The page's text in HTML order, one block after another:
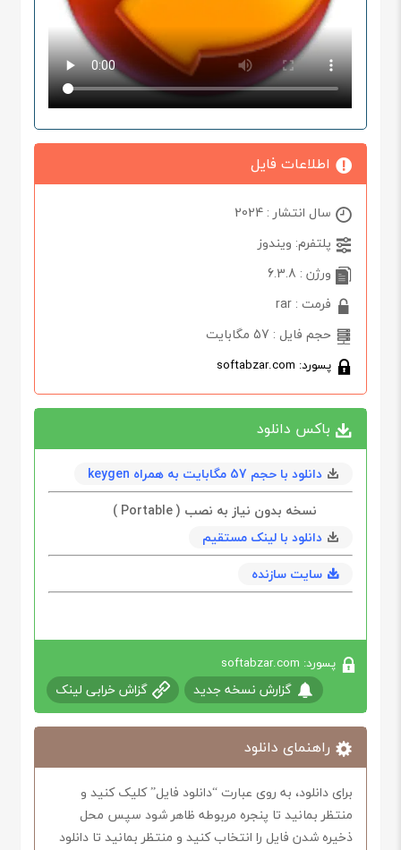
اطلاعات فایل
سال انتشار : 2024
پلتفرم: ویندوز
ورژن : 6.3.8
فرمت : rar
حجم فایل : 57 مگابایت
پسورد: softabzar.com
باکس دانلود
دانلود با حجم 57 مگابايت به همراه keygen
نسخه بدون نیاز به نصب ( Portable )
دانلود با لینک مستقیم
سایت سازنده
پسورد: softabzar.com
گزارش نسخه جدید گزاش خرابی لینک
راهنمای دانلود
برای دانلود، به روی عبارت “دانلود فایل” کلیک کنید و
منتظر بمانید تا پنجره مربوطه ظاهر شود سپس محل
ذخیره شدن فایل را انتخاب کنید و منتظر بمانید تا دانلود